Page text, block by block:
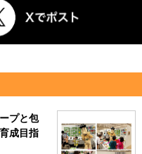
プと包
成目指